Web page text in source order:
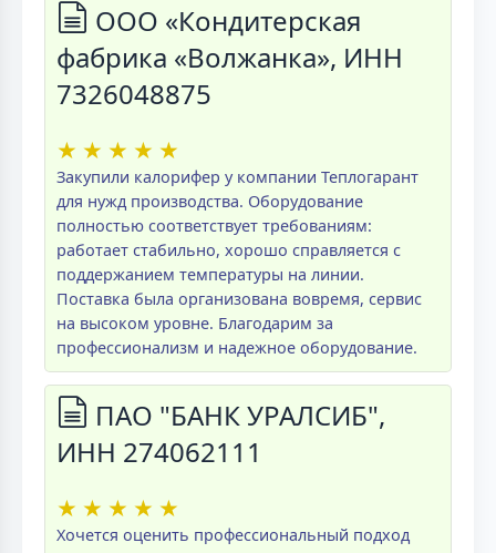
ООО «Кондитерская
фабрика «Волжанка», ИНН
7326048875
★ ★ ★ ★ ★
Закупили калорифер у компании Теплогарант
для нужд производства. Оборудование
полностью соответствует требованиям:
работает стабильно, хорошо справляется с
поддержанием температуры на линии.
Поставка была организована вовремя, сервис
на высоком уровне. Благодарим за
профессионализм и надежное оборудование.
ПАО "БАНК УРАЛСИБ",
ИНН 274062111
★ ★ ★ ★ ★
Хочется оценить профессиональный подход